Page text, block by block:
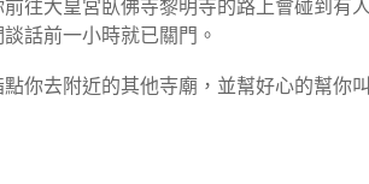
往大皇宮臥佛寺黎明寺的路上會碰到有
話前一小時就已關門。
你去附近的其他寺廟，並幫好心的幫你